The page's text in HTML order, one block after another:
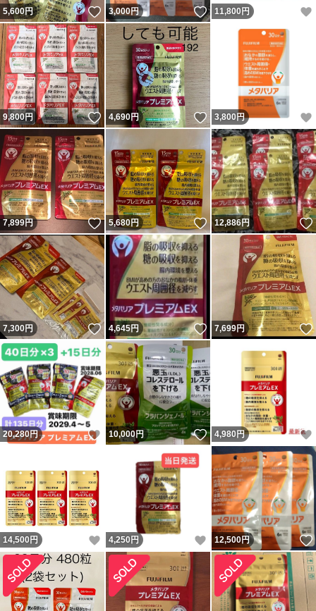
5,600円 いいね！
3,000円 いいね！
11,800 円
9,800円 いいね！
4,690円 いいね！
3,800 円
7,899円 いいね！
5,680円 いいね！
12,886円
7,300円 いいね！
4,645円 いいね！
7,699円
20,280円 いいね！
10,000円 いいね！
4,980 円
14,500 円 いいね！
4,250 円 いいね！
12,500円